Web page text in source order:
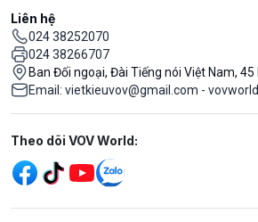
Liên hệ
024 38252070
024 38266707
Ban Đối ngoại, Đài Tiếng nói Việt Nam, 45
Email: vietkieuvov@gmail.com -
Mạng xã hội
Theo dõi VOV World: